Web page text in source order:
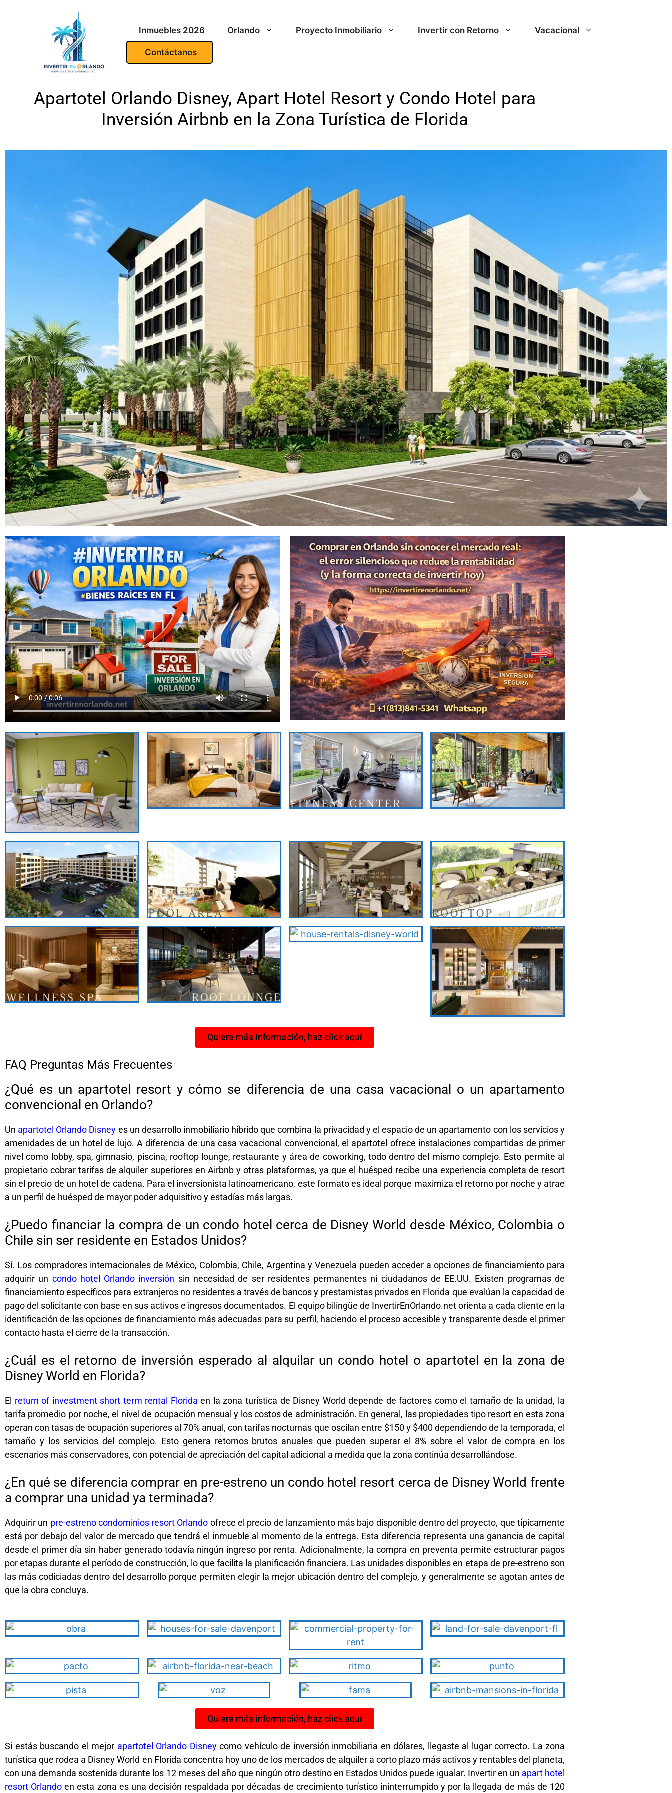
Inmuebles 2026 Orlando Proyecto Inmobiliario Invertir con Retorno Vacacional
Contáctanos
Apartotel Orlando Disney, Apart Hotel Resort y Condo Hotel para
Inversión Airbnb en la Zona Turística de Florida
Quiere más información, haz click aquí
FAQ Preguntas Más Frecuentes
¿Qué es un apartotel resort y cómo se diferencia de una casa vacacional o un apartamento
convencional en Orlando?
Un apartotel Orlando Disney es un desarrollo inmobiliario híbrido que combina la privacidad y el espacio de un apartamento con los servicios y
amenidades de un hotel de lujo. A diferencia de una casa vacacional convencional, el apartotel ofrece instalaciones compartidas de primer
nivel como lobby, spa, gimnasio, piscina, rooftop lounge, restaurante y área de coworking, todo dentro del mismo complejo. Esto permite al
propietario cobrar tarifas de alquiler superiores en Airbnb y otras plataformas, ya que el huésped recibe una experiencia completa de resort
sin el precio de un hotel de cadena. Para el inversionista latinoamericano, este formato es ideal porque maximiza el retorno por noche y atrae
a un perfil de huésped de mayor poder adquisitivo y estadías más largas.
¿Puedo financiar la compra de un condo hotel cerca de Disney World desde México, Colombia o
Chile sin ser residente en Estados Unidos?
Sí. Los compradores internacionales de México, Colombia, Chile, Argentina y Venezuela pueden acceder a opciones de financiamiento para
adquirir un condo hotel Orlando inversión sin necesidad de ser residentes permanentes ni ciudadanos de EE.UU. Existen programas de
financiamiento específicos para extranjeros no residentes a través de bancos y prestamistas privados en Florida que evalúan la capacidad de
pago del solicitante con base en sus activos e ingresos documentados. El equipo bilingüe de InvertirEnOrlando.net orienta a cada cliente en la
identificación de las opciones de financiamiento más adecuadas para su perfil, haciendo el proceso accesible y transparente desde el primer
contacto hasta el cierre de la transacción.
¿Cuál es el retorno de inversión esperado al alquilar un condo hotel o apartotel en la zona de
Disney World en Florida?
El return of investment short term rental Florida en la zona turística de Disney World depende de factores como el tamaño de la unidad, la
tarifa promedio por noche, el nivel de ocupación mensual y los costos de administración. En general, las propiedades tipo resort en esta zona
operan con tasas de ocupación superiores al 70% anual, con tarifas nocturnas que oscilan entre $150 y $400 dependiendo de la temporada, el
tamaño y los servicios del complejo. Esto genera retornos brutos anuales que pueden superar el 8% sobre el valor de compra en los
escenarios más conservadores, con potencial de apreciación del capital adicional a medida que la zona continúa desarrollándose.
¿En qué se diferencia comprar en pre-estreno un condo hotel resort cerca de Disney World frente
a comprar una unidad ya terminada?
Adquirir un pre-estreno condominios resort Orlando ofrece el precio de lanzamiento más bajo disponible dentro del proyecto, que típicamente
está por debajo del valor de mercado que tendrá el inmueble al momento de la entrega. Esta diferencia representa una ganancia de capital
desde el primer día sin haber generado todavía ningún ingreso por renta. Adicionalmente, la compra en preventa permite estructurar pagos
por etapas durante el período de construcción, lo que facilita la planificación financiera. Las unidades disponibles en etapa de pre-estreno son
las más codiciadas dentro del desarrollo porque permiten elegir la mejor ubicación dentro del complejo, y generalmente se agotan antes de
que la obra concluya.
Quiere más información, haz click aquí
Si estás buscando el mejor apartotel Orlando Disneycomo vehículo de inversión inmobiliaria en dólares, llegaste al lugar correcto. La zona
turística que rodea a Disney World en Florida concentra hoy uno de los mercados de alquiler a corto plazo más activos y rentables del planeta,
con una demanda sostenida durante los 12 meses del año que ningún otro destino en Estados Unidos puede igualar. Invertir en un apart hotel
resort Orlando en esta zona es una decisión respaldada por décadas de crecimiento turístico ininterrumpido y por la llegada de más de 120